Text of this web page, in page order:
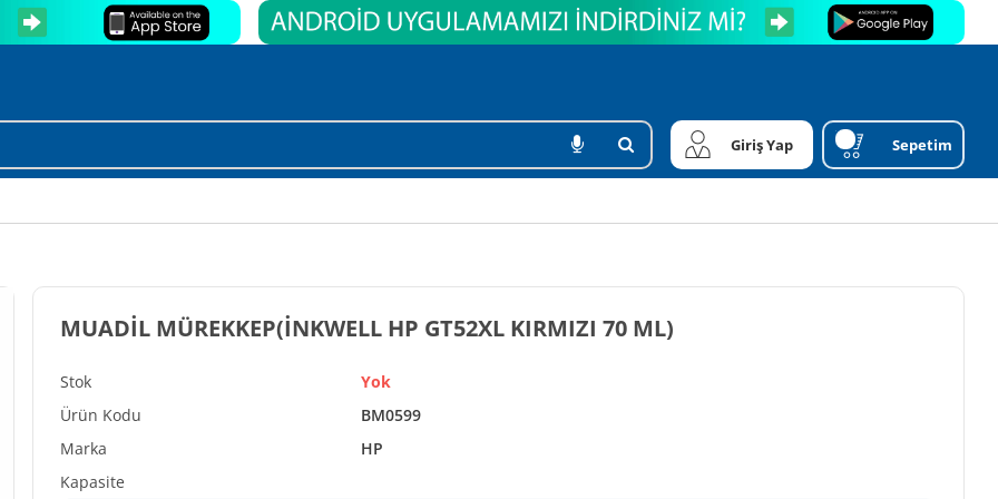
Giriş Yap Sepetim
BM0599
MUADİL MÜREKKEP(İNKWELL HP GT52XL KIRMIZI 70 ML)
HP
Yok